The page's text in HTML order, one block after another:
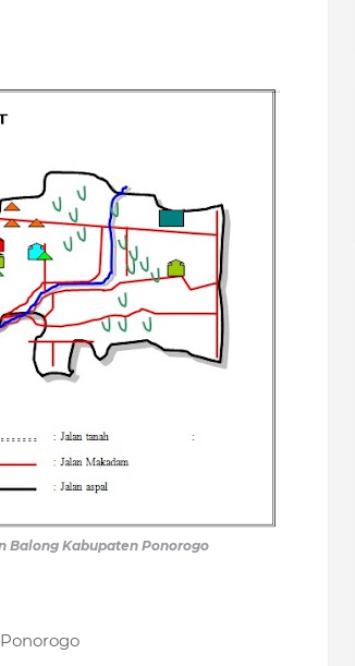
Balong Kabupaten Ponorogo